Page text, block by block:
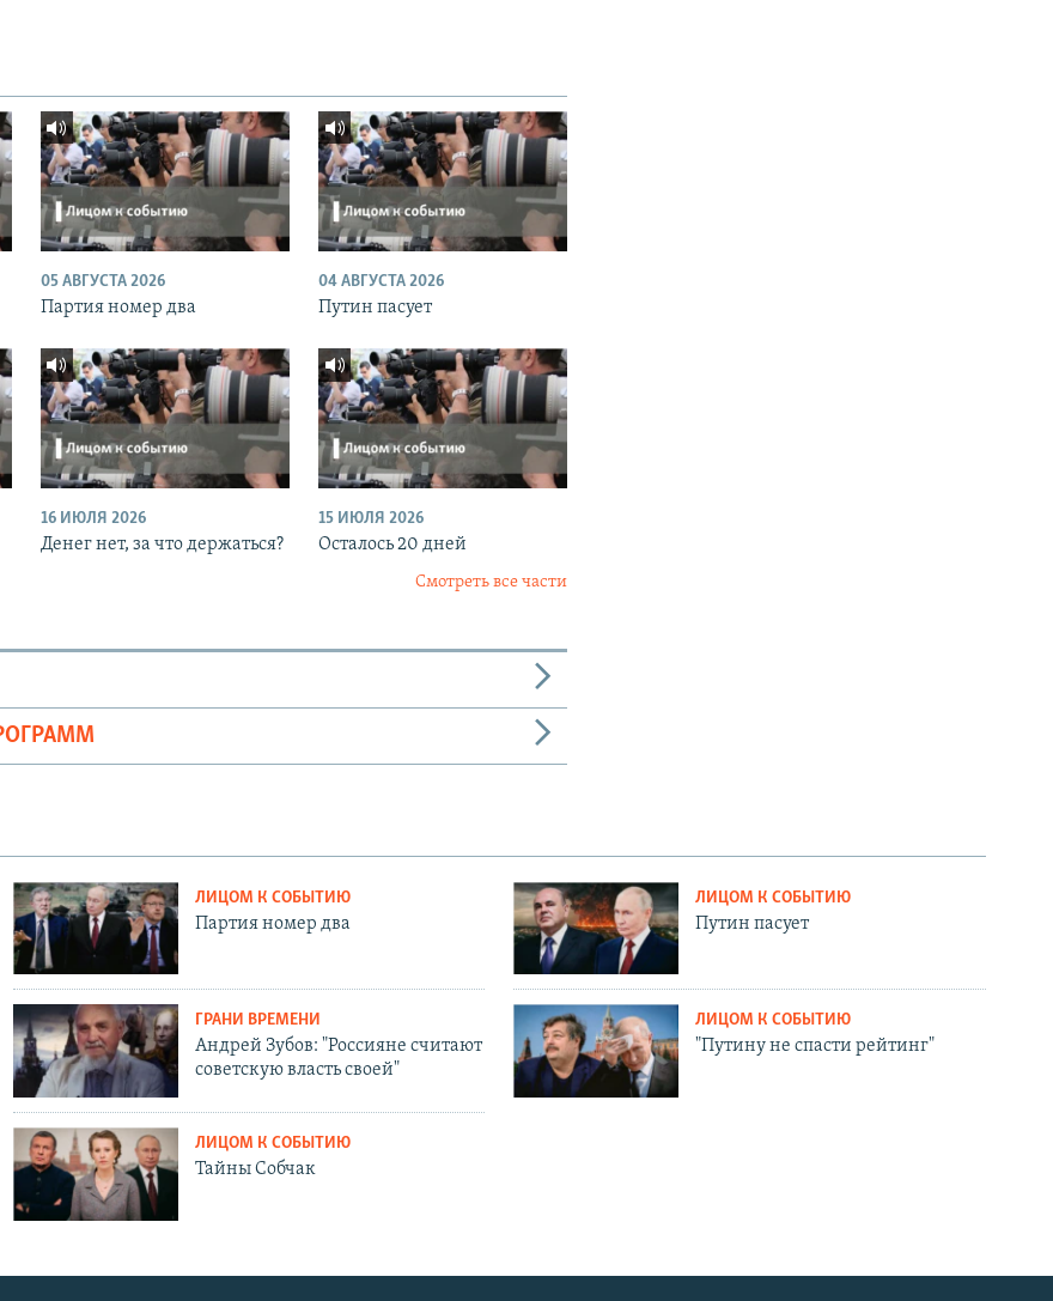
05 АВГУСТА 2026
Партия номер два
04 АВГУСТА 2026
Путин пасует
16 ИЮЛЯ 2026
Денег нет, за что держаться?
15 ИЮЛЯ 2026
Осталось 20 дней
Смотреть все части
ЛИЦОМ К СОБЫТИЮ
Партия номер два
ЛИЦОМ К СОБЫТИЮ
Путин пасует
ГРАНИ ВРЕМЕНИ
Андрей Зубов: "Россияне считают
советскую власть своей"
ЛИЦОМ К СОБЫТИЮ
"Путину не спасти рейтинг"
ЛИЦОМ К СОБЫТИЮ
Тайны Собчак